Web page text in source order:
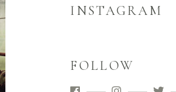
INSTAGRAM
FOLLOW